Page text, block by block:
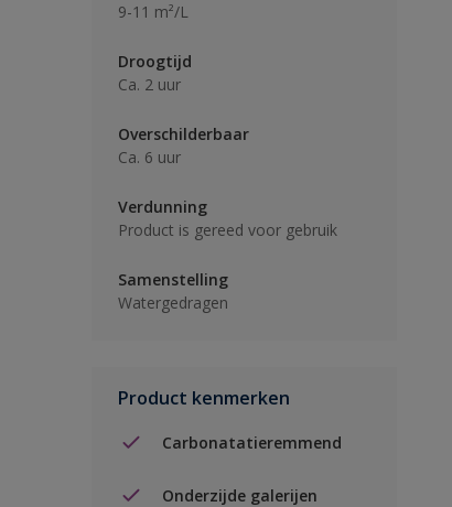
9-11 m²/L
Droogtijd
Ca. 2 uur
Overschilderbaar
Ca. 6 uur
Verdunning
Product is gereed voor gebruik
Samenstelling
Watergedragen
Product kenmerken
Carbonatatieremmend
Onderzijde galerijen